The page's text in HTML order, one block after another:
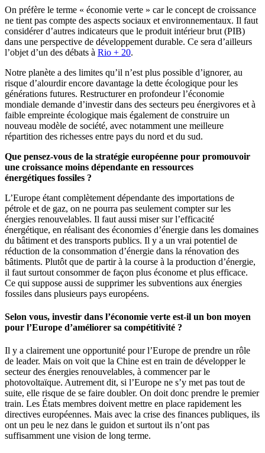
On préfère le terme « économie verte » car le concept de croissance
ne tient pas compte des aspects sociaux et environnementaux. Il faut
considérer d’autres indicateurs que le produit intérieur brut (PIB)
dans une perspective de développement durable. Ce sera d’ailleurs
l’objet d’un des débats à Rio + 20.
Notre planète a des limites qu’il n’est plus possible d’ignorer, au
risque d’alourdir encore davantage la dette écologique pour les
générations futures. Restructurer en profondeur l’économie
mondiale demande d’investir dans des secteurs peu énergivores et à
faible empreinte écologique mais également de construire un
nouveau modèle de société, avec notamment une meilleure
répartition des richesses entre pays du nord et du sud.
Que pensez-vous de la stratégie européenne pour promouvoir
une croissance moins dépendante en ressources
énergétiques fossiles ?
L’Europe étant complètement dépendante des importations de
pétrole et de gaz, on ne pourra pas seulement compter sur les
énergies renouvelables. Il faut aussi miser sur l’efficacité
énergétique, en réalisant des économies d’énergie dans les domaines
du bâtiment et des transports publics. Il y a un vrai potentiel de
réduction de la consommation d’énergie dans la rénovation des
bâtiments. Plutôt que de partir à la course à la production d’énergie,
il faut surtout consommer de façon plus économe et plus efficace.
Ce qui suppose aussi de supprimer les subventions aux énergies
fossiles dans plusieurs pays européens.
Selon vous, investir dans l’économie verte est-il un bon moyen
pour l’Europe d’améliorer sa compétitivité ?
Il y a clairement une opportunité pour l’Europe de prendre un rôle
de leader. Mais on voit que la Chine est en train de développer le
secteur des énergies renouvelables, à commencer par le
photovoltaïque. Autrement dit, si l’Europe ne s’y met pas tout de
suite, elle risque de se faire doubler. On doit donc prendre le premier
train. Les États membres doivent mettre en place rapidement les
directives européennes. Mais avec la crise des finances publiques, ils
ont un peu le nez dans le guidon et surtout ils n’ont pas
suffisamment une vision de long terme.